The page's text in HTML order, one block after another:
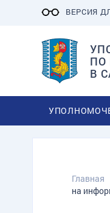
ВЕРСИЯ
ПО
В
Главная
на